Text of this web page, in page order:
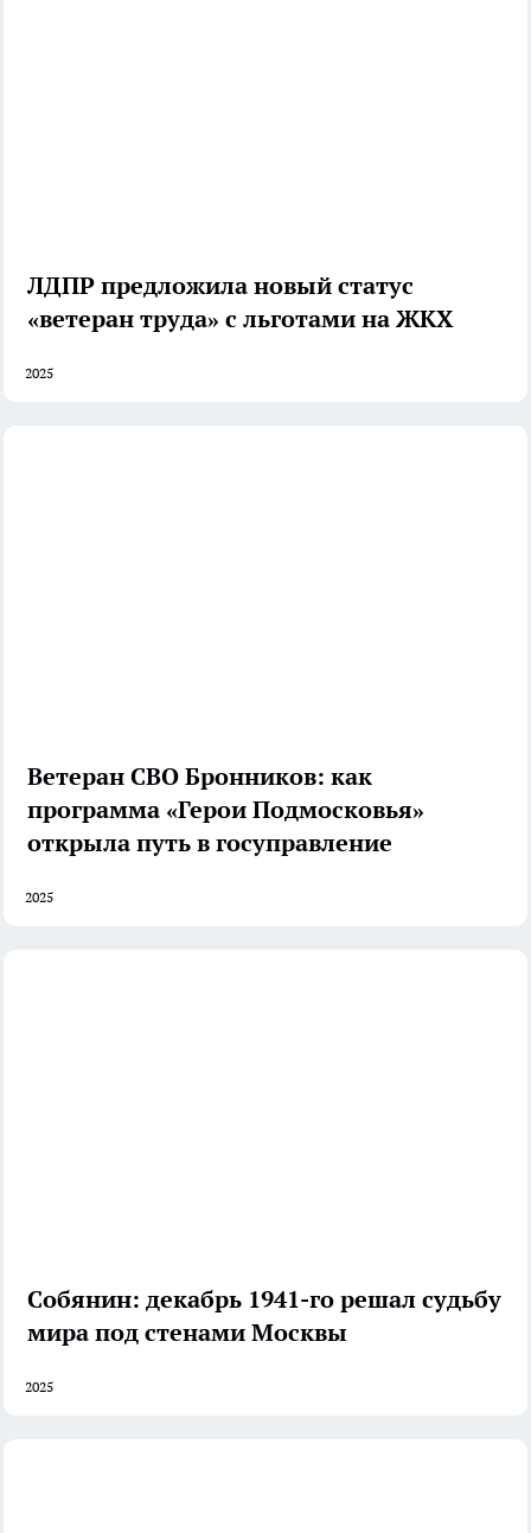
ЛДПР предложила новый статус
«ветеран труда» с льготами на ЖКХ
2025
Ветеран СВО Бронников: как
программа «Герои Подмосковья»
открыла путь в госуправление
2025
Собянин: декабрь 1941-го решал судьбу
мира под стенами Москвы
2025